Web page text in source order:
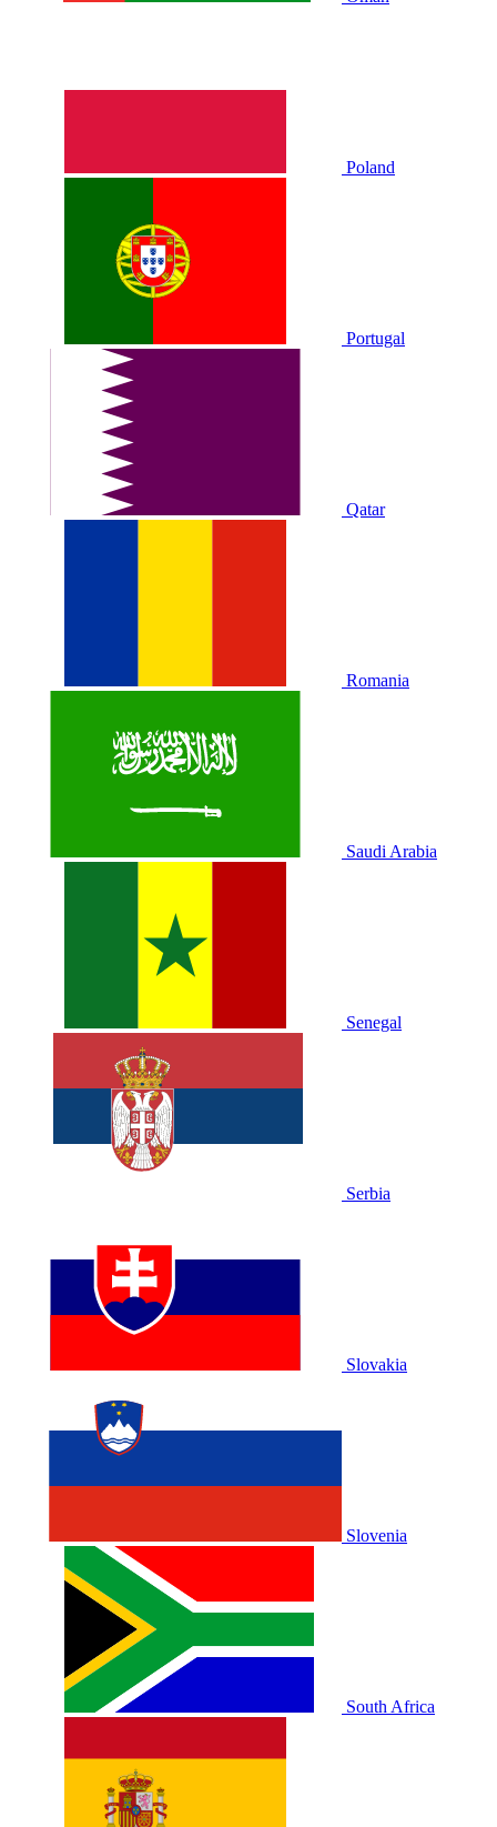
Poland
Portugal
Qatar
Romania
Saudi Arabia
Senegal
Serbia
Slovakia
Slovenia
South Africa